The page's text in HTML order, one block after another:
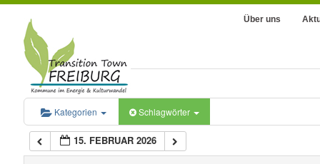
Über uns
Kategorien Schlagwörter
15. FEBRUAR 2026